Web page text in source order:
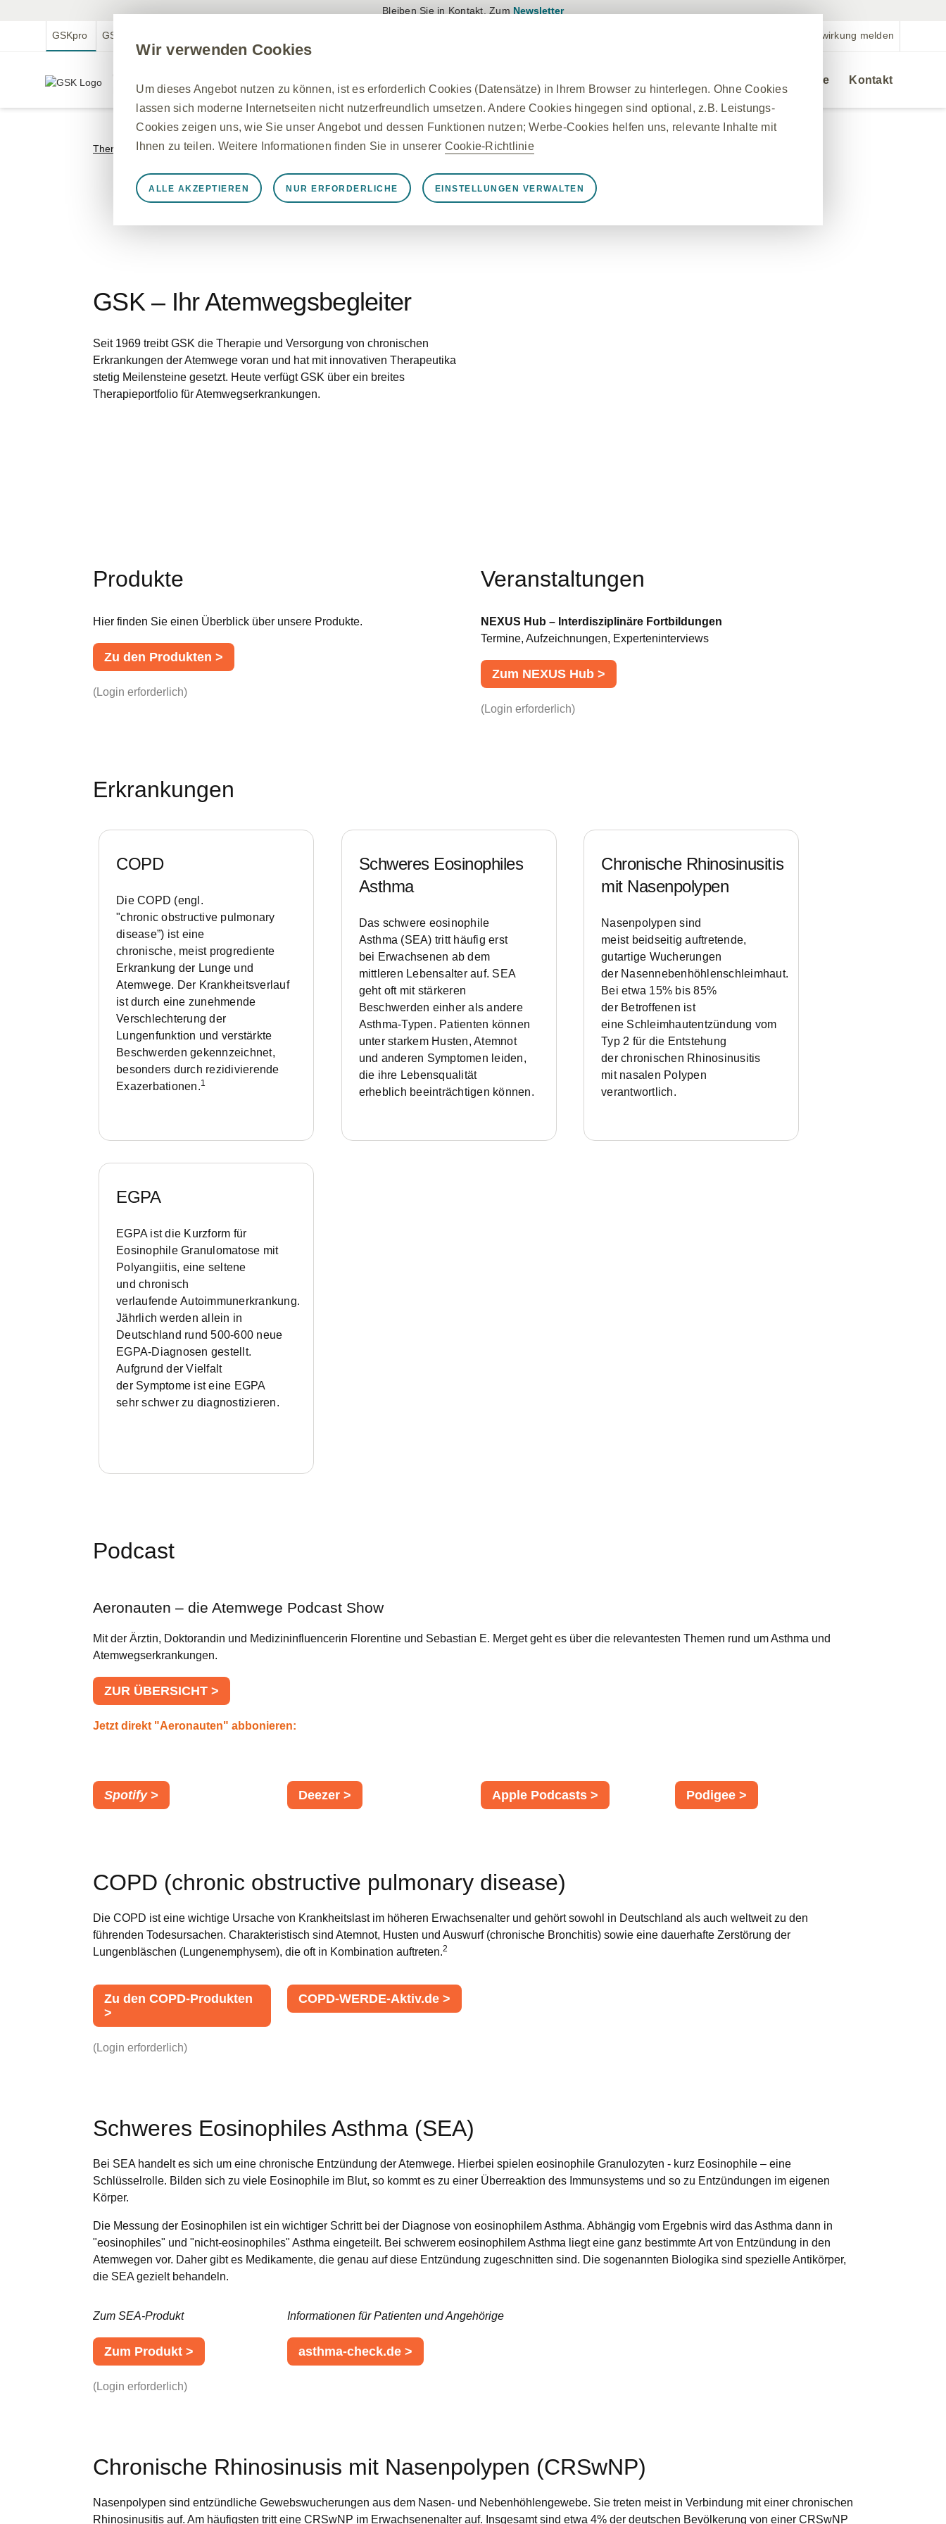
Bleiben Sie in Kontakt. Zum Newsletter
GSKpro GSKmed Nebenwirkung melden
Für medizinische Fachkreise in Deutschland
Bestellservice Kontakt
Therapiegebiete > Atemwege
GSK – Ihr Atemwegsbegleiter
Seit 1969 treibt GSK die Therapie und Versorgung von chronischen
Erkrankungen der Atemwege voran und hat mit innovativen Therapeutika
stetig Meilensteine gesetzt. Heute verfügt GSK über ein breites
Therapieportfolio für Atemwegserkrankungen.
Produkte
Hier finden Sie einen Überblick über unsere Produkte.
Zu den Produkten >
(Login erforderlich)
Veranstaltungen
NEXUS Hub – Interdisziplinäre Fortbildungen
Termine, Aufzeichnungen, Experteninterviews
Zum NEXUS Hub >
(Login erforderlich)
Erkrankungen
COPD
Die COPD (engl.
"chronic obstructive pulmonary
disease”) ist eine
chronische, meist progrediente
Erkrankung der Lunge und
Atemwege. Der Krankheitsverlauf
ist durch eine zunehmende
Verschlechterung der
Lungenfunktion und verstärkte
Beschwerden gekennzeichnet,
besonders durch rezidivierende
Exazerbationen.1
Schweres Eosinophiles
Asthma
Das schwere eosinophile
Asthma (SEA) tritt häufig erst
bei Erwachsenen ab dem
mittleren Lebensalter auf. SEA
geht oft mit stärkeren
Beschwerden einher als andere
Asthma-Typen. Patienten können
unter starkem Husten, Atemnot
und anderen Symptomen leiden,
die ihre Lebensqualität
erheblich beeinträchtigen können.
Chronische Rhinosinusitis
mit Nasenpolypen
Nasenpolypen sind
meist beidseitig auftretende,
gutartige Wucherungen
der Nasennebenhöhlenschleimhaut.
Bei etwa 15% bis 85%
der Betroffenen ist
eine Schleimhautentzündung vom
Typ 2 für die Entstehung
der chronischen Rhinosinusitis
mit nasalen Polypen
verantwortlich.
EGPA
EGPA ist die Kurzform für
Eosinophile Granulomatose mit
Polyangiitis, eine seltene
und chronisch
verlaufende Autoimmunerkrankung.
Jährlich werden allein in
Deutschland rund 500-600 neue
EGPA-Diagnosen gestellt.
Aufgrund der Vielfalt
der Symptome ist eine EGPA
sehrschwer zu diagnostizieren.
Podcast
Aeronauten – die Atemwege Podcast Show
Mit der Ärztin, Doktorandin und Medizininfluencerin Florentine und Sebastian E. Merget geht es über die relevantesten Themen rund um Asthma und
Atemwegserkrankungen.
ZUR ÜBERSICHT >
Jetzt direkt "Aeronauten" abbonieren:
Spotify > Deezer > Apple Podcasts > Podigee >
COPD (chronic obstructive pulmonary disease)
Die COPD ist eine wichtige Ursache von Krankheitslast im höheren Erwachsenalter und gehört sowohl in Deutschland als auch weltweit zu den
führenden Todesursachen. Charakteristisch sind Atemnot, Husten und Auswurf (chronische Bronchitis) sowie eine dauerhafte Zerstörung der
Lungenbläschen (Lungenemphysem), die oft in Kombination auftreten.2
Zu den COPD-Produkten
>
(Login erforderlich)
COPD-WERDE-Aktiv.de >
Schweres Eosinophiles Asthma (SEA)
Bei SEA handelt es sich um eine chronische Entzündung der Atemwege. Hierbei spielen eosinophile Granulozyten - kurz Eosinophile – eine
Schlüsselrolle. Bilden sich zu viele Eosinophile im Blut, so kommt es zu einer Überreaktion des Immunsystems und so zu Entzündungen im eigenen
Körper.
Die Messung der Eosinophilen ist ein wichtiger Schritt bei der Diagnose von eosinophilem Asthma. Abhängig vom Ergebnis wird das Asthma dann in
"eosinophiles" und "nicht-eosinophiles" Asthma eingeteilt. Bei schwerem eosinophilem Asthma liegt eine ganz bestimmte Art von Entzündung in den
Atemwegen vor. Daher gibt es Medikamente, die genau auf diese Entzündung zugeschnitten sind. Die sogenannten Biologika sind spezielle Antikörper,
die SEA gezielt behandeln.
Zum SEA-Produkt
Zum Produkt >
(Login erforderlich)
Informationen für Patienten und Angehörige
asthma-check.de >
Chronische Rhinosinusis mit Nasenpolypen (CRSwNP)
Nasenpolypen sind entzündliche Gewebswucherungen aus dem Nasen- und Nebenhöhlengewebe. Sie treten meist in Verbindung mit einer chronischen
Rhinosinusitis auf. Am häufigsten tritt eine CRSwNP im Erwachsenenalter auf. Insgesamt sind etwa 4% der deutschen Bevölkerung von einer CRSwNP
Wir verwenden Cookies
Um dieses Angebot nutzen zu können, ist es erforderlich Cookies (Datensätze) in Ihrem Browser zu hinterlegen. Ohne Cookies
lassen sich moderne Internetseiten nicht nutzerfreundlich umsetzen. Andere Cookies hingegen sind optional, z.B. Leistungs-
Cookies zeigen uns, wie Sie unser Angebot und dessen Funktionen nutzen; Werbe-Cookies helfen uns, relevante Inhalte mit
Ihnen zu teilen. Weitere Informationen finden Sie in unserer Cookie-Richtlinie
Immer aktiv Nur unbedingt erforderliche Cookies
Notwendig, damit die Website ordnungsgemäß funktioniert, z. B. um Sitzungsdaten während eines Website-Besuchs zu
können Ihren Browser so einstellen, dass er diese Cookies blockiert oder Sie darauf hinweist, aber einige Teile der Website
werden dann nicht funktionieren. Diese Cookies speichern keine personenbezogenen Daten.
Leistungs-Cookies
NUR ERFORDERLICHE EINSTELLUNGEN VERWALTEN
ALLE AKZEPTIEREN